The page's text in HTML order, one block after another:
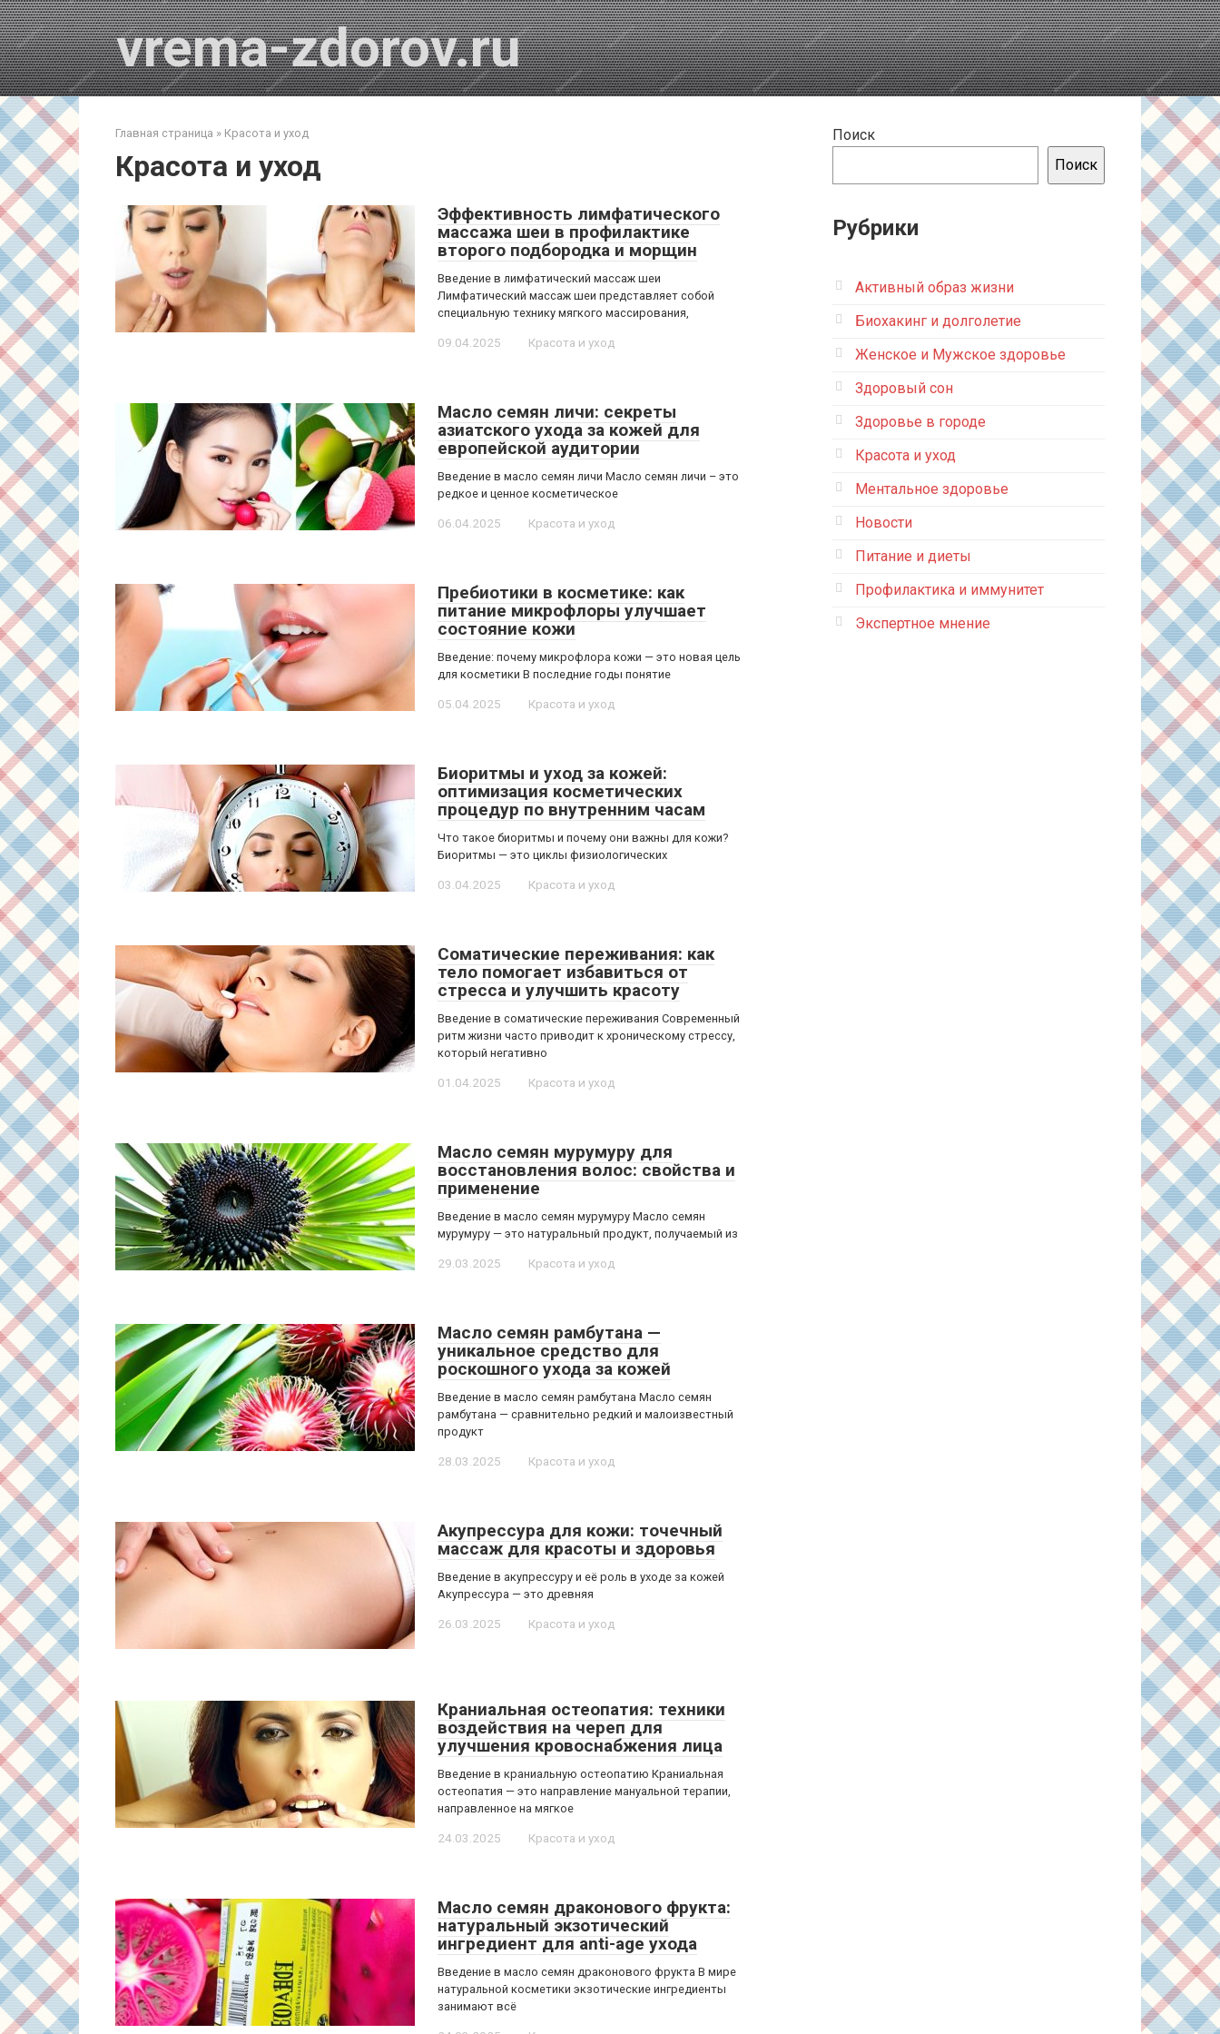
Перейти
к
контенту
vrema-zdorov.ru
Главная страница » Красота и уход
Красота и уход
Эффективность лимфатического
массажа шеи в профилактике
второго подбородка и морщин
Введение в лимфатический массаж шеи
Лимфатический массаж шеи представляет собой
специальную технику мягкого массирования,
09.04.2025 Красота и уход
Масло семян личи: секреты
азиатского ухода за кожей для
европейской аудитории
Введение в масло семян личи Масло семян личи – это
редкое и ценное косметическое
06.04.2025 Красота и уход
Пребиотики в косметике: как
питание микрофлоры улучшает
состояние кожи
Введение: почему микрофлора кожи — это новая цель
для косметики В последние годы понятие
05.04.2025 Красота и уход
Биоритмы и уход за кожей:
оптимизация косметических
процедур по внутренним часам
Что такое биоритмы и почему они важны для кожи?
Биоритмы — это циклы физиологических
03.04.2025 Красота и уход
Соматические переживания: как
тело помогает избавиться от
стресса и улучшить красоту
Введение в соматические переживания Современный
ритм жизни часто приводит к хроническому стрессу,
который негативно
01.04.2025 Красота и уход
Масло семян мурумуру для
восстановления волос: свойства и
применение
Введение в масло семян мурумуру Масло семян
мурумуру — это натуральный продукт, получаемый из
29.03.2025 Красота и уход
Масло семян рамбутана —
уникальное средство для
роскошного ухода за кожей
Введение в масло семян рамбутана Масло семян
рамбутана — сравнительно редкий и малоизвестный
продукт
28.03.2025 Красота и уход
Акупрессура для кожи: точечный
массаж для красоты и здоровья
Введение в акупрессуру и её роль в уходе за кожей
Акупрессура — это древняя
26.03.2025 Красота и уход
Краниальная остеопатия: техники
воздействия на череп для
улучшения кровоснабжения лица
Введение в краниальную остеопатию Краниальная
остеопатия — это направление мануальной терапии,
направленное на мягкое
24.03.2025 Красота и уход
Масло семян драконового фрукта:
натуральный экзотический
ингредиент для anti-age ухода
Введение в масло семян драконового фрукта В мире
натуральной косметики экзотические ингредиенты
занимают всё
Поиск
Поиск
Рубрики
Активный образ жизни
Биохакинг и долголетие
Женское и Мужское здоровье
Здоровый сон
Здоровье в городе
Красота и уход
Ментальное здоровье
Новости
Питание и диеты
Профилактика и иммунитет
Экспертное мнение